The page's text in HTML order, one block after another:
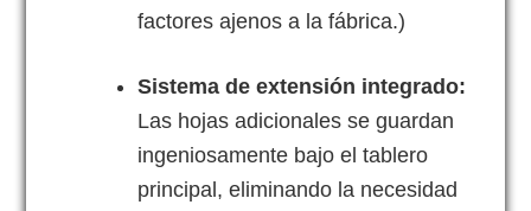
factores ajenos a la fábrica.)
Sistema de extensión integrado:
Las hojas adicionales se guardan
ingeniosamente bajo el tablero
principal, eliminando la necesidad